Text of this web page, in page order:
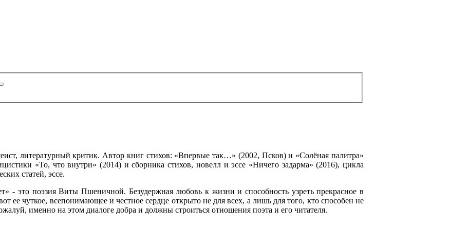
литературный критик. Автор книг стихов: «Впервые так…» (2002, Псков) и «Солёная палитра»
«То, что внутри» (2014) и сборника стихов, новелл и эссе «Ничего задарма» (2016), цикла
статей, эссе.
- это поэзия Виты Пшеничной. Безудержная любовь к жизни и способность узреть прекрасное в
ее чуткое, всепонимающее и честное сердце открыто не для всех, а лишь для того, кто способен не
именно на этом диалоге добра и должны строиться отношения поэта и его читателя.